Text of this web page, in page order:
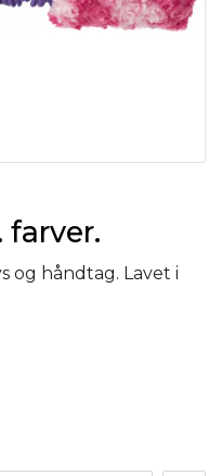
farver.
og håndtag. Lavet i